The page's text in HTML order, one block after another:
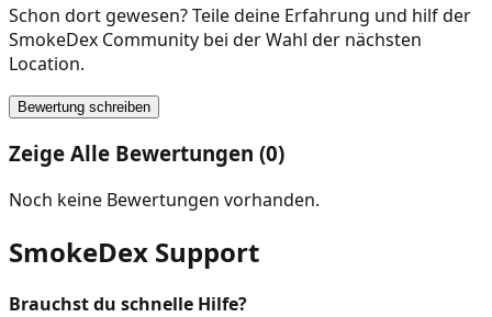
Schon dort gewesen? Teile deine Erfahrung und hilf der
SmokeDex Community bei der Wahl der nächsten
Location.
Bewertung schreiben
Zeige Alle Bewertungen (0)
Noch keine Bewertungen vorhanden.
SmokeDex Support
Brauchst du schnelle Hilfe?